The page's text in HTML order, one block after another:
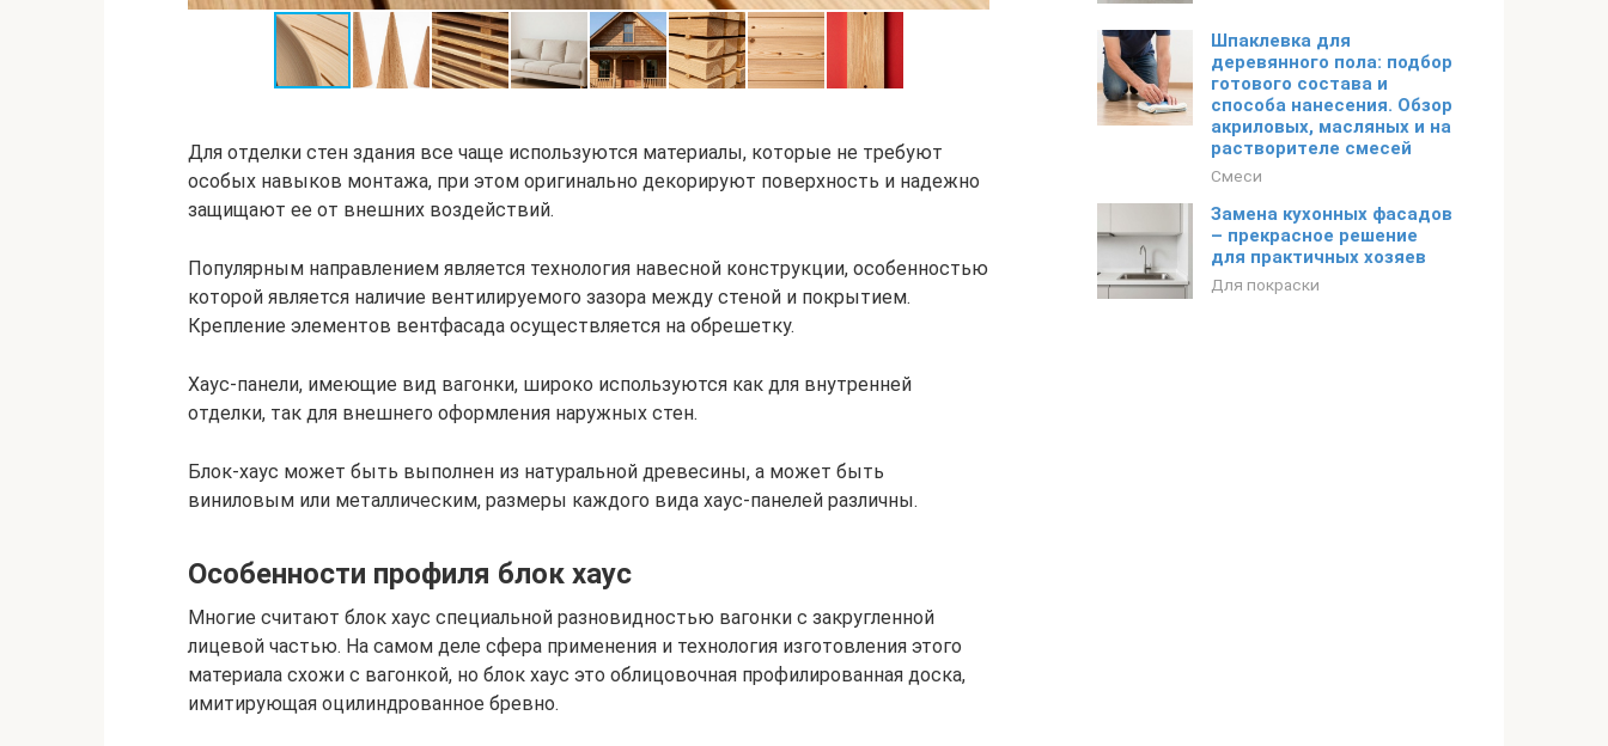
Для отделки стен здания все чаще используются материалы, которые не требуют
особых навыков монтажа, при этом оригинально декорируют поверхность и надежно
защищают ее от внешних воздействий.
Популярным направлением является технология навесной конструкции, особенностью
которой является наличие вентилируемого зазора между стеной и покрытием.
Крепление элементов вентфасада осуществляется на обрешетку.
Хаус-панели, имеющие вид вагонки, широко используются как для внутренней
отделки, так для внешнего оформления наружных стен.
Блок-хаус может быть выполнен из натуральной древесины, а может быть
виниловым или металлическим, размеры каждого вида хаус-панелей различны.
Особенности профиля блок хаус
Многие считают блок хаус специальной разновидностью вагонки с закругленной
лицевой частью. На самом деле сфера применения и технология изготовления этого
материала схожи с вагонкой, но блок хаус это облицовочная профилированная доска,
имитирующая оцилиндрованное бревно.
Шпаклевка для
деревянного пола: подбор
готового состава и
способа нанесения. Обзор
акриловых, масляных и на
растворителе смесей
Смеси
Замена кухонных фасадов
– прекрасное решение
для практичных хозяев
Для покраски